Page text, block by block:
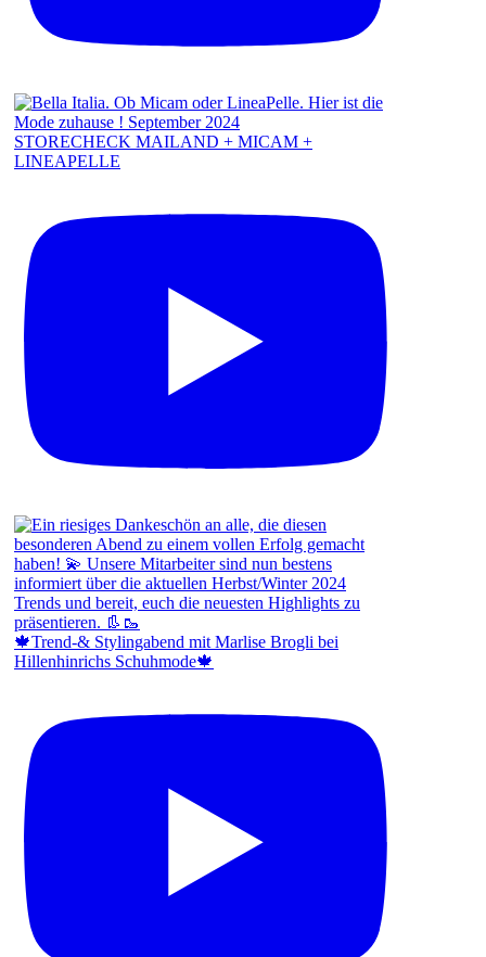
STORECHECK MAILAND + MICAM +
LINEAPELLE
🍁Trend-& Stylingabend mit Marlise Brogli bei
Hillenhinrichs Schuhmode🍁